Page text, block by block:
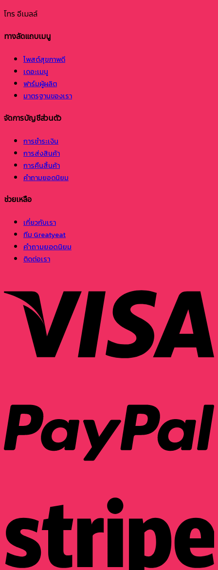
โทร อีเมลล์
ทางลัดแถบเมนู
โพสต์สุขภาพดี
เดอะเมนู
ฟาร์มผู้ผลิต
มาตรฐานของเรา
จัดการบัญชีส่วนตัว
การชำระเงิน
การส่งสินค้า
การคืนสิ้นค้า
คำถามยอดนิยม
ช่วยเหลือ
เกี่ยวกับเรา
ทีม Greatyeat
คำถามยอดนิยม
ติดต่อเรา